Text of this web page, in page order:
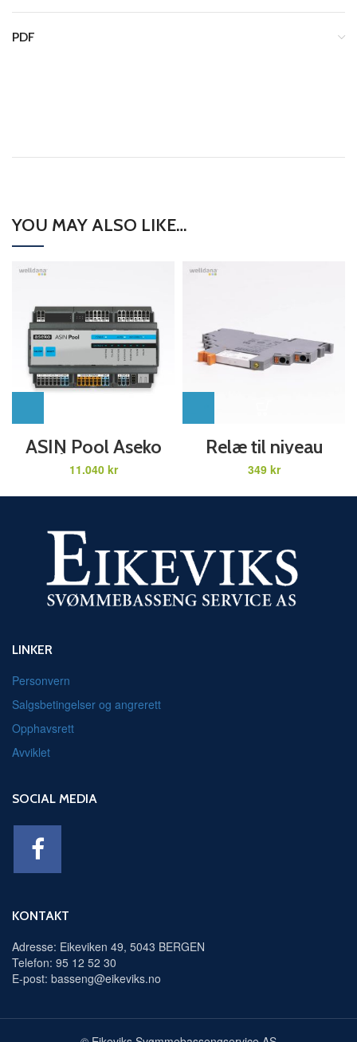
PDF
YOU MAY ALSO LIKE…
ASIN Pool Aseko
Poolstyring. App
styring Intelligent
flere enheder.
kr
Relæ til niveau
styring Comfortana
Pro II
kr
LINKER
Personvern
Salgsbetingelser og angrerett
Opphavsrett
Avviklet
SOCIAL MEDIA
KONTAKT
Adresse: Eikeviken 49, 5043 BERGEN
Telefon: 95 12 52 30
E-post: basseng@eikeviks.no